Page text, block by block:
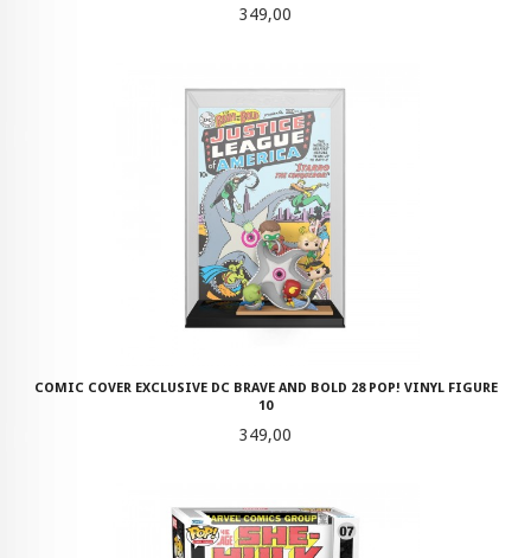
Pris
349,00
COMIC COVER EXCLUSIVE DC BRAVE AND BOLD 28 POP! VINYL FIGURE
10
Pris
349,00